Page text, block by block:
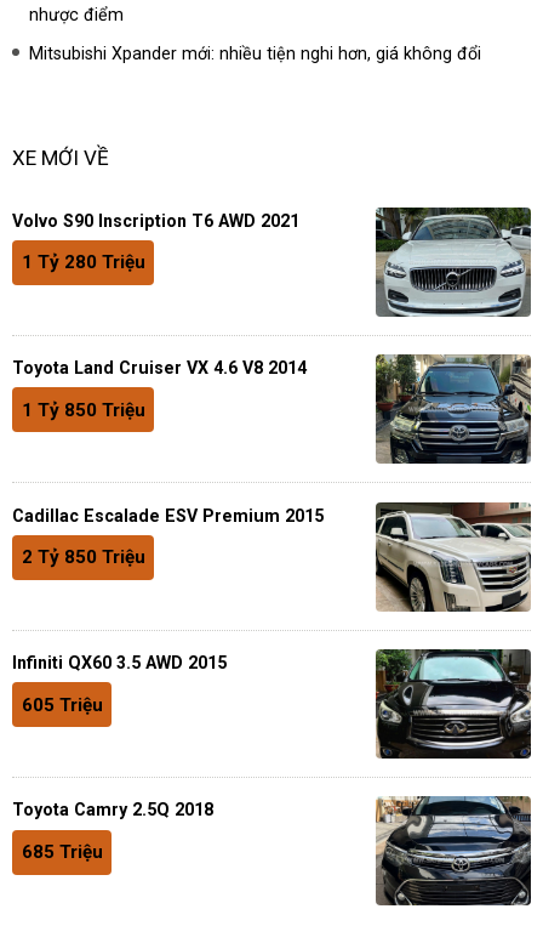
nhược điểm
Mitsubishi Xpander mới: nhiều tiện nghi hơn, giá không đổi
XE MỚI VỀ
Volvo S90 Inscription T6 AWD 2021
1 Tỷ 280 Triệu
Toyota Land Cruiser VX 4.6 V8 2014
1 Tỷ 850 Triệu
Cadillac Escalade ESV Premium 2015
2 Tỷ 850 Triệu
Infiniti QX60 3.5 AWD 2015
605 Triệu
Toyota Camry 2.5Q 2018
685 Triệu